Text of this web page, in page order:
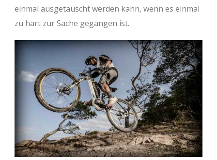
einmal ausgetauscht werden kann, wenn es einmal
zu hart zur Sache gegangen ist.